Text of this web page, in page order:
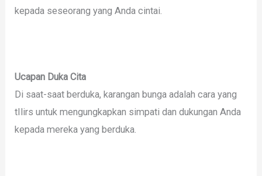
kepada seseorang yang Anda cintai.
Ucapan Duka Cita
Di saat-saat berduka, karangan bunga adalah cara yang
tIlirs untuk mengungkapkan simpati dan dukungan Anda
kepada mereka yang berduka.